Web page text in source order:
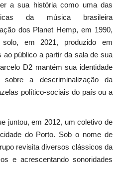
a sua história como uma das
da música brasileira
dos Planet Hemp, em 1990,
em 2021, produzido em
público a partir da sala de sua
D2 mantém sua identidade
sobre a descriminalização da
político-sociais do país ou a
juntou, em 2012, um coletivo de
do Porto. Sob o nome de
revisita diversos clássicos da
e acrescentando sonoridades